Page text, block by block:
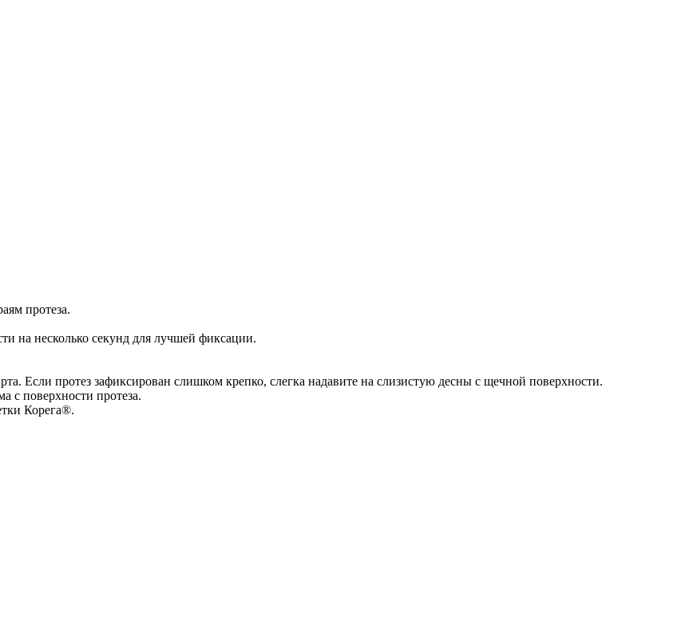
протеза.
на несколько секунд для лучшей фиксации.
Если протез зафиксирован слишком крепко, слегка надавите на слизистую десны с щечной поверхности.
с поверхности протеза.
Корега®.